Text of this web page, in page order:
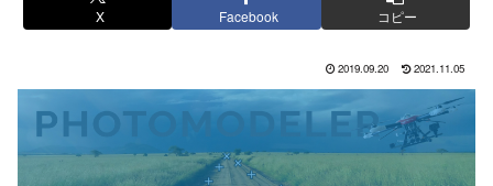
X Facebook コピー
2019.09.20 2021.11.05